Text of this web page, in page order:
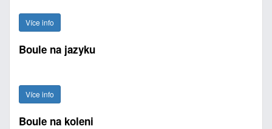
Více info
Boule na jazyku
Více info
Boule na koleni